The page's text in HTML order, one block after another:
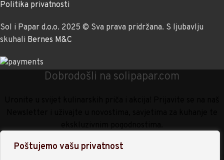
Poštujemo vašu privatnost
Politika privatnosti
Sol i Papar d.o.o. 2025 © Sva prava pridržana. S ljubavlju
skuhali Bernes M&C
Dobrodošli na solipapar.com
ekskluzivnim pogodnostima.